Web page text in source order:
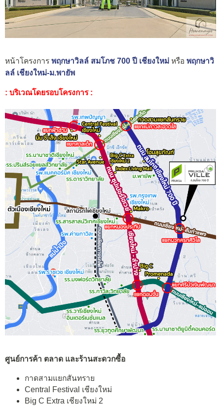
หน้าโครงการ พฤกษาวิลล์ สมโภช 700 ปี เชียงใหม่ หรือ พฤกษาวิ
ลล์ เชียงใหม่-ม.พายัพ
: บริเวณโดยรอบโครงการ :
ศูนย์การค้า ตลาด และร้านสะดวกซื้อ
กาดสามแยกสันทราย
Central Festival เชียงใหม่
Big C Extra เชียงใหม่ 2